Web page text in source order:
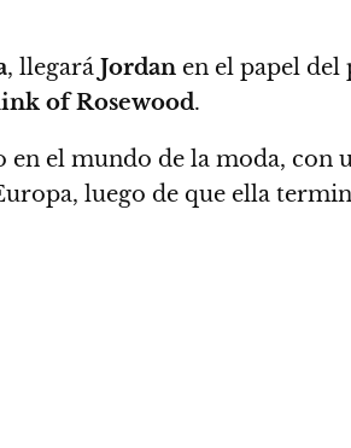
, llegará Jordan en el papel
of Rosewood.
en el mundo de la moda,
, luego de que ella